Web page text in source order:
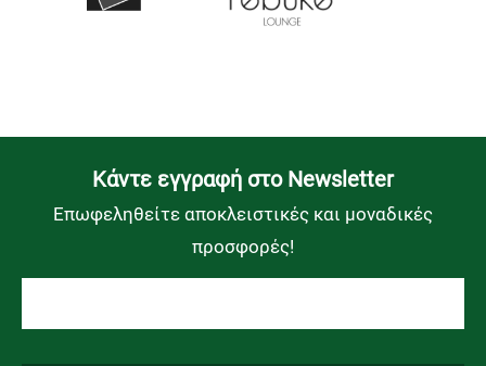
Kάντε εγγραφή στο Newsletter
Επωφεληθείτε αποκλειστικές και μοναδικές
προσφορές!